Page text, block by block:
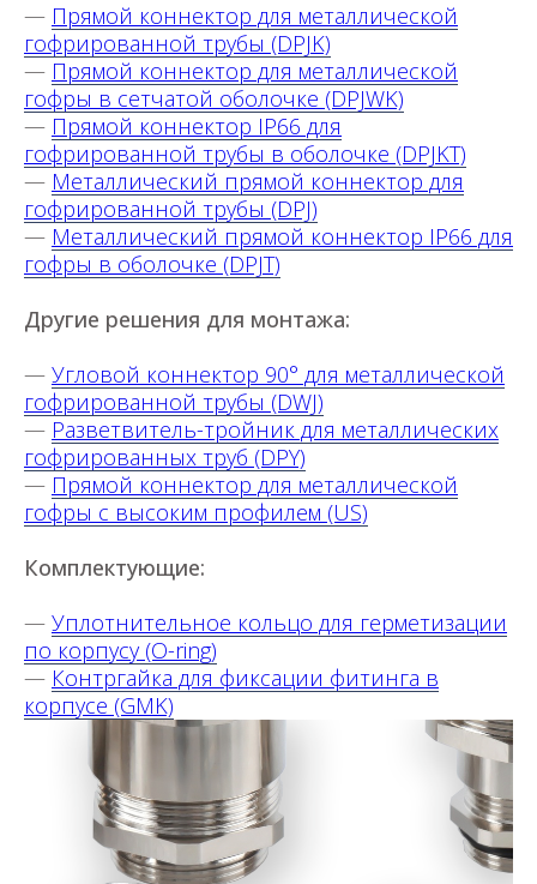
— Прямой коннектор для металлической
гофрированной трубы (DPJK)
— Прямой коннектор для металлической
гофры в сетчатой оболочке (DPJWK)
— Прямой коннектор IP66 для
гофрированной трубы в оболочке (DPJKT)
— Металлический прямой коннектор для
гофрированной трубы (DPJ)
— Металлический прямой коннектор IP66 для
гофры в оболочке (DPJT)
Другие решения для монтажа:
— Угловой коннектор 90° для металлической
гофрированной трубы (DWJ)
— Разветвитель-тройник для металлических
гофрированных труб (DPY)
— Прямой коннектор для металлической
гофры с высоким профилем (US)
Комплектующие:
— Уплотнительное кольцо для герметизации
по корпусу(O-ring)
— Контргайка для фиксации фитинга в
корпусе (GMK)